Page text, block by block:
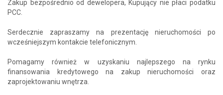
Zakup bezpośrednio od dewelopera, Kupujący nie płaci podatku
PCC.
Serdecznie zapraszamy na prezentację nieruchomości po
wcześniejszym kontakcie telefonicznym.
Pomagamy również w uzyskaniu najlepszego na rynku
finansowania kredytowego na zakup nieruchomości oraz
zaprojektowaniu wnętrza.